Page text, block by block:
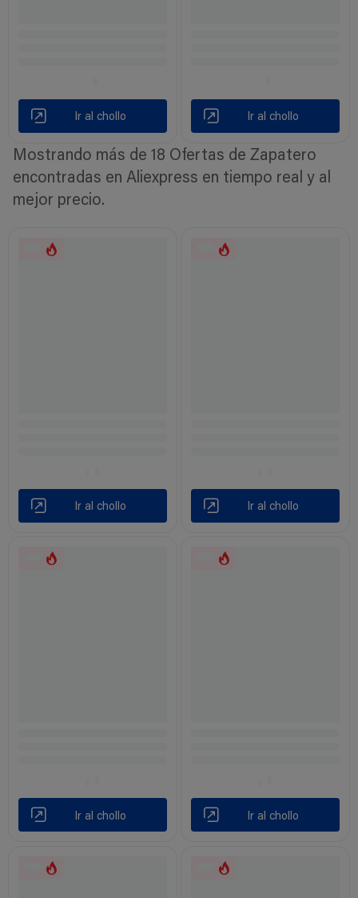
Ir al chollo Ir al chollo
Mostrando más de 18 Ofertas de Zapatero
encontradas en Aliexpress en tiempo real y al
mejor precio.
Ir al chollo Ir al chollo
Ir al chollo Ir al chollo